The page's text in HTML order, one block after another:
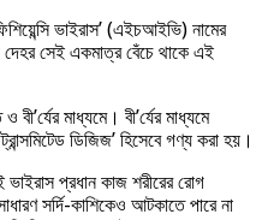
ভাইরাস’ (এইচআইভি) নামের
দেহর সেই একমাত্র বেঁচে থাকে এই
মাধ্যমে। বী’র্যের মাধ্যমে
ডিজিজ’ হিসেবে গণ্য করা হয়।
ভাইরাস প্রধান কাজ শরীরের রোগ
সর্দি-কাশিকেও আটকাতে পারে না